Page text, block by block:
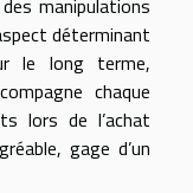
manipulations
déterminant
le long terme,
chaque
lors de l’achat
gage d’un